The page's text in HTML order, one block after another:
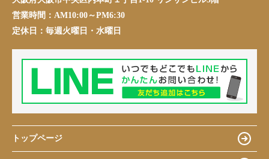
営業時間： AM10:00～PM6:30
定休日： 毎週火曜日・水曜日
トップページ